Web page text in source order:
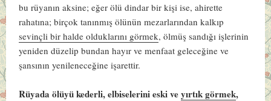
bu rüyanın aksine; eğer ölü dindar bir kişi ise, ahirette
rahatına; birçok tanınmış ölünün mezarlarından kalkıp
sevinçli bir halde olduklarını görmek, ölmüş sandığı işlerinin
yeniden düzelip bundan hayır ve menfaat geleceğine ve
şansının yenileneceğine işarettir.
Rüyada ölüyü kederli, elbiselerini eski veyırtık görmek,